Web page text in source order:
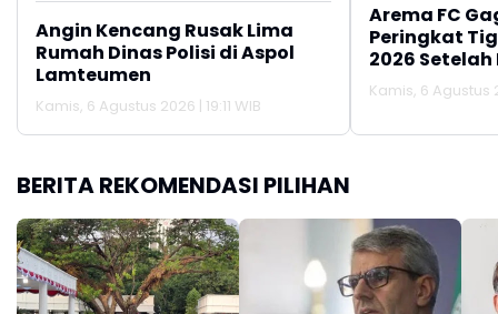
Angin Kencang Rusak Lima
Rumah Dinas Polisi di Aspol
Lamteumen
Kamis, 6 Agustus 2026 | 19:11 WIB
Arema FC
Peringkat
2026
Persija
Kamis, 6 Agustus
BERITA REKOMENDASI PILIHAN